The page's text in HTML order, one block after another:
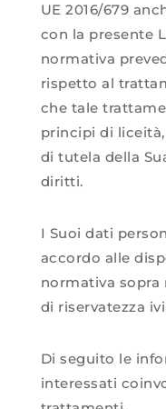
UE 2016/679
con la presente
normativa
rispetto al
che tale
principi di
di tutela della
diritti.
I Suoi dati
accordo alle
normativa
di riservatezza
Di seguito le
interessati